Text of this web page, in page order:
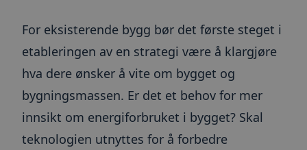
For eksisterende bygg bør det første steget i
etableringen av en strategi være å klargjøre
hva dere ønsker å vite om bygget og
bygningsmassen. Er det et behov for mer
innsikt om energiforbruket i bygget? Skal
teknologien utnyttes for å forbedre